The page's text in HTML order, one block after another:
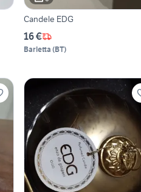
Candele EDG
16 €
Barletta (BT)